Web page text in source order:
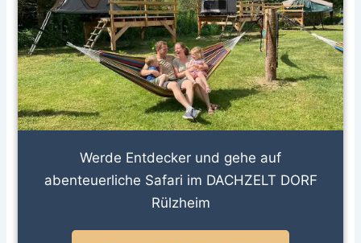
Werde Entdecker und gehe auf
abenteuerliche Safari im DACHZELT DORF
Rülzheim